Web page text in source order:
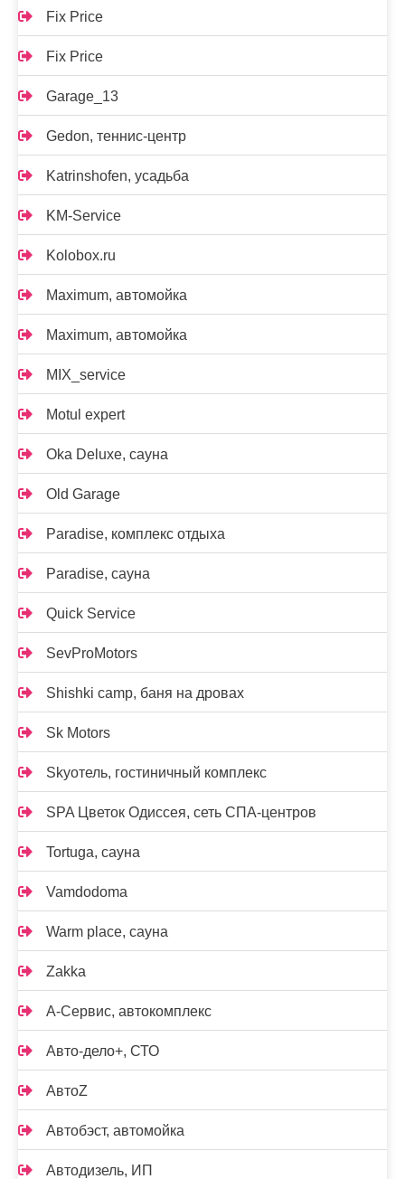
Fix Price
Fix Price
Garage_13
Gedon, теннис-центр
Katrinshofen, усадьба
KM-Service
Kolobox.ru
Maximum, автомойка
Maximum, автомойка
MIX_service
Motul expert
Oka Deluxe, сауна
Old Garage
Paradise, комплекс отдыха
Paradise, сауна
Quick Service
SevProMotors
Shishki camp, баня на дровах
Sk Motors
Skyотель, гостиничный комплекс
SPA Цветок Одиссея, сеть СПА-центров
Tortuga, сауна
Vamdodoma
Warm place, сауна
Zakka
А-Сервис, автокомплекс
Авто-дело+, СТО
АвтоZ
Автобэст, автомойка
Автодизель, ИП